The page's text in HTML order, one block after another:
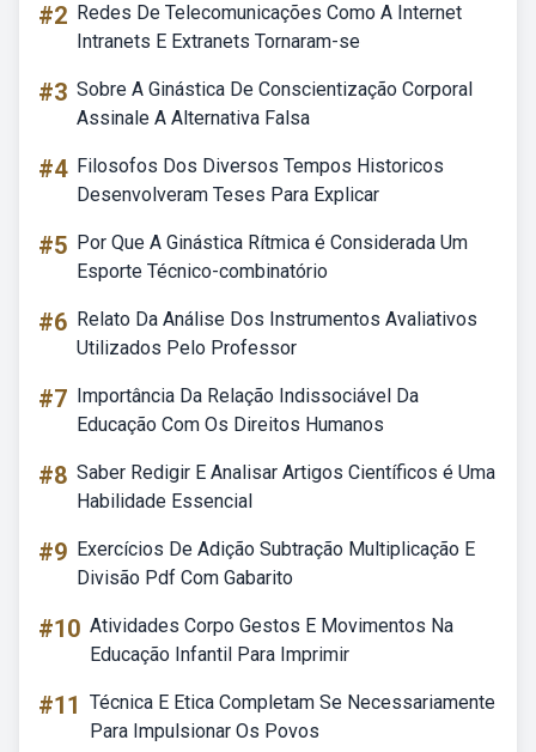
#2 Redes De Telecomunicações Como A Internet
Intranets E Extranets Tornaram-se
#3 Sobre A Ginástica De Conscientização Corporal
Assinale A Alternativa Falsa
#4 Filosofos Dos Diversos Tempos Historicos
Desenvolveram Teses Para Explicar
#5 Por Que A Ginástica Rítmica é Considerada Um
Esporte Técnico-combinatório
#6 Relato Da Análise Dos Instrumentos Avaliativos
Utilizados Pelo Professor
#7 Importância Da Relação Indissociável Da
Educação Com Os Direitos Humanos
#8 Saber Redigir E Analisar Artigos Científicos é Uma
Habilidade Essencial
#9 Exercícios De Adição Subtração Multiplicação E
Divisão Pdf Com Gabarito
#10 Atividades Corpo Gestos E Movimentos Na
Educação Infantil Para Imprimir
#11 Técnica E Etica Completam Se Necessariamente
Para Impulsionar Os Povos